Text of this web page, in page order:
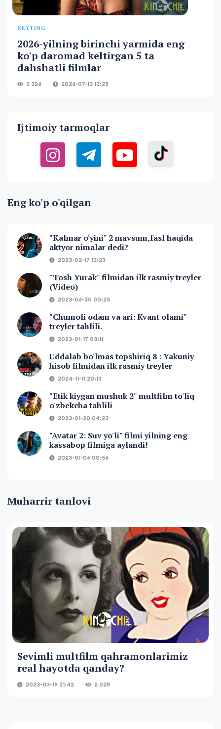
REYTING
2026-yilning birinchi yarmida eng
ko'p daromad keltirgan 5 ta
dahshatli filmlar
3 326 2026-07-13 13:25
Ijtimoiy tarmoqlar
Eng ko'p o'qilgan
"Kalmar o'yini" 2 mavsum,fasl haqida
aktyor nimalar dedi?
2023-02-17 13:23
"Tosh Yurak" filmidan ilk rasmiy treyler
(Video)
2023-06-20 00:25
"Chumoli odam va ari: Kvant olami"
treyler tahlili.
2023-01-17 03:11
Uddalab bo'lmas topshiriq 8 : Yakuniy
hisob filmidan ilk rasmiy treyler
2024-11-11 20:13
"Etik kiygan mushuk 2" multfilm to'liq
o'zbekcha tahlili
2023-01-20 04:23
"Avatar 2: Suv yo'li" filmi yilning eng
kassabop filmiga aylandi!
2023-01-06 00:56
Muharrir tanlovi
Sevimli multfilm qahramonlarimiz
real hayotda qanday?
2023-03-19 21:42 2 028